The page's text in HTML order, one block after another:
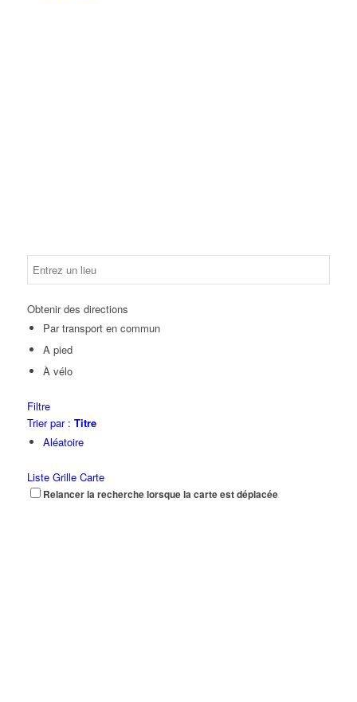
Obtenir des directions
Par transport en commun
A pied
À vélo
Filtre
Trier par : Titre
Aléatoire
Liste Grille Carte
Relancer la recherche lorsque la carte est déplacée